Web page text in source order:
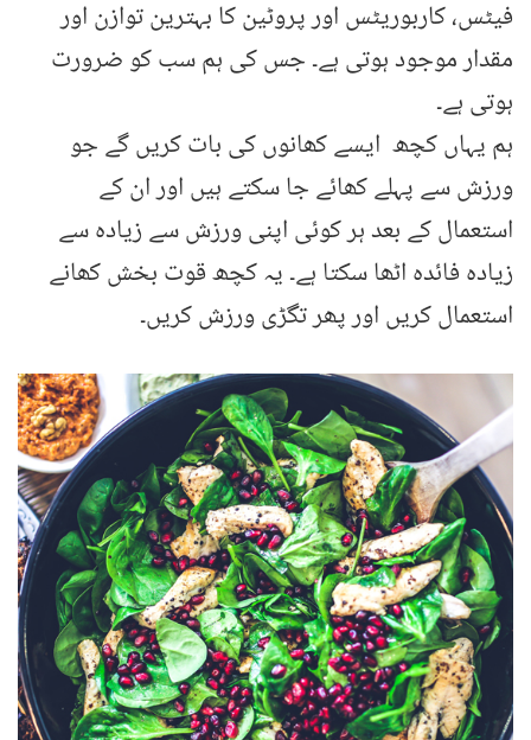
فیٹس، کاربوریٹس اور پروٹین کا بہترین توازن اور
مقدار موجود ہوتی ہے۔ جس کی ہم سب کو ضرورت
ہوتی ہے۔
ہم یہاں کچھ ایسے کھانوں کی بات کریں گے جو
ورزش سے پہلے کھائے جا سکتے ہیں اور ان کے
استعمال کے بعد ہر کوئی اپنی ورزش سے زیادہ سے
زیادہ فائدہ اٹھا سکتا ہے۔ یہ کچھ قوت بخش کھانے
استعمال کریں اور پھر تگڑی ورزش کریں۔